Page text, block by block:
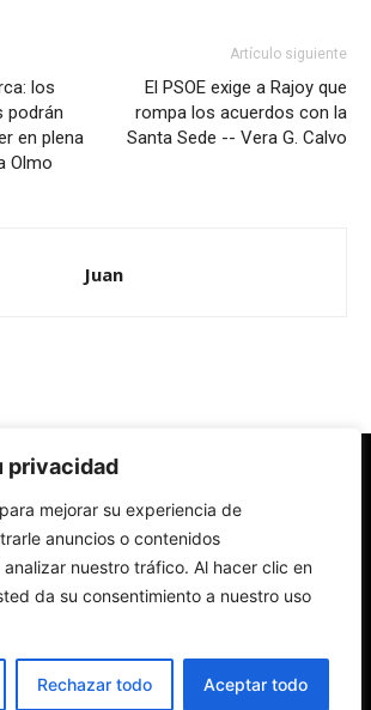
privacidad
mejorar su experiencia de
anuncios o contenidos
nuestro tráfico. Al hacer clic en
da su consentimiento a nuestro uso
Rechazar todo Aceptar todo
los
podrán
en plena
Olmo
Artículo siguiente
El PSOE exige a Rajoy que
rompa los acuerdos con la
Santa Sede -- Vera G. Calvo
Juan
sobre la Iglesia católica y la sociedad
Cristianas